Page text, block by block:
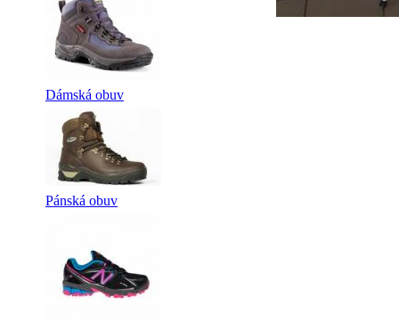
Dámská obuv
Pánská obuv